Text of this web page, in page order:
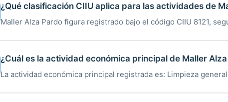
¿Qué clasificación CIIU aplica para las actividades de
Maller Alza Pardo figura registrado bajo el código CIIU 8121,
¿Cuál es la actividad económica principal de Maller
La actividad económica principal registrada es: Limpieza